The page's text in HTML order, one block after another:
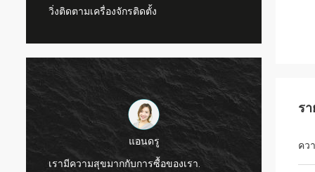
วิ่งติดตามเครื่องจักรติดตั้ง
แอนดรู
เรามีความสุขมากกับการซื้อของเรา.
ร
คว